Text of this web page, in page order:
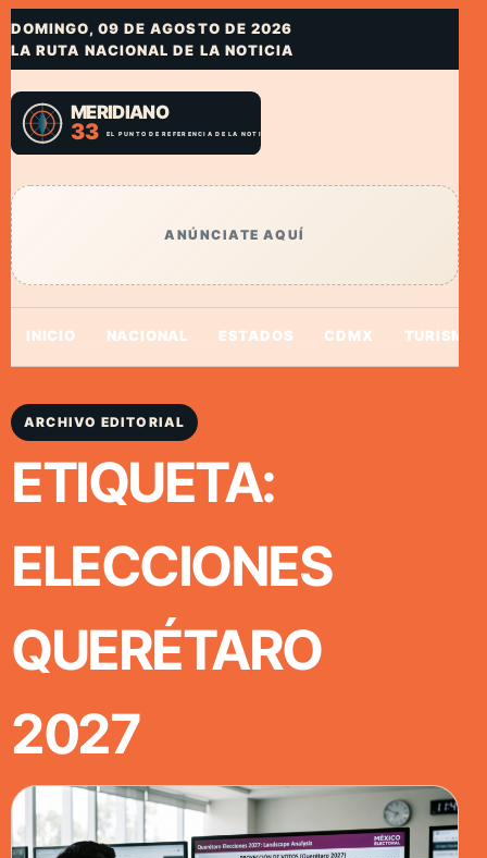
DOMINGO, 09 DE AGOSTO DE 2026
LA RUTA NACIONAL DE LA NOTICIA
ANÚNCIATE AQUÍ
INICIO NACIONAL ESTADOS CDMX TURISMO
ARCHIVO EDITORIAL
ETIQUETA:
ELECCIONES
QUERÉTARO
2027